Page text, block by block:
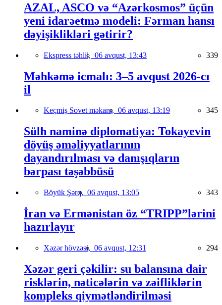
AZAL, ASCO və “Azərkosmos” üçün
yeni idarəetmə modeli: Fərman hansı
dəyişiklikləri gətirir?
Ekspress təhlil, 06 avqust, 13:43 339
Məhkəmə icmalı: 3–5 avqust 2026-cı
il
Keçmiş Sovet məkanı, 06 avqust, 13:19 345
Sülh naminə diplomatiya: Tokayevin
döyüş əməliyyatlarının
dayandırılması və danışıqların
bərpası təşəbbüsü
Böyük Şərq, 06 avqust, 13:05 343
İran və Ermənistan öz “TRIPP”lərini
hazırlayır
Xəzər hövzəsi, 06 avqust, 12:31 294
Xəzər geri çəkilir: su balansına dair
risklərin, nəticələrin və zəifliklərin
kompleks qiymətləndirilməsi